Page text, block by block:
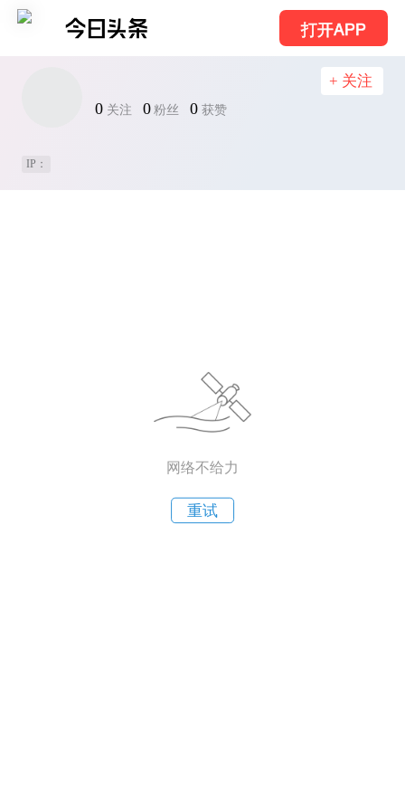
打开APP
0 关注 0 粉丝 0 获赞
+ 关注
IP：
网络不给力
重试